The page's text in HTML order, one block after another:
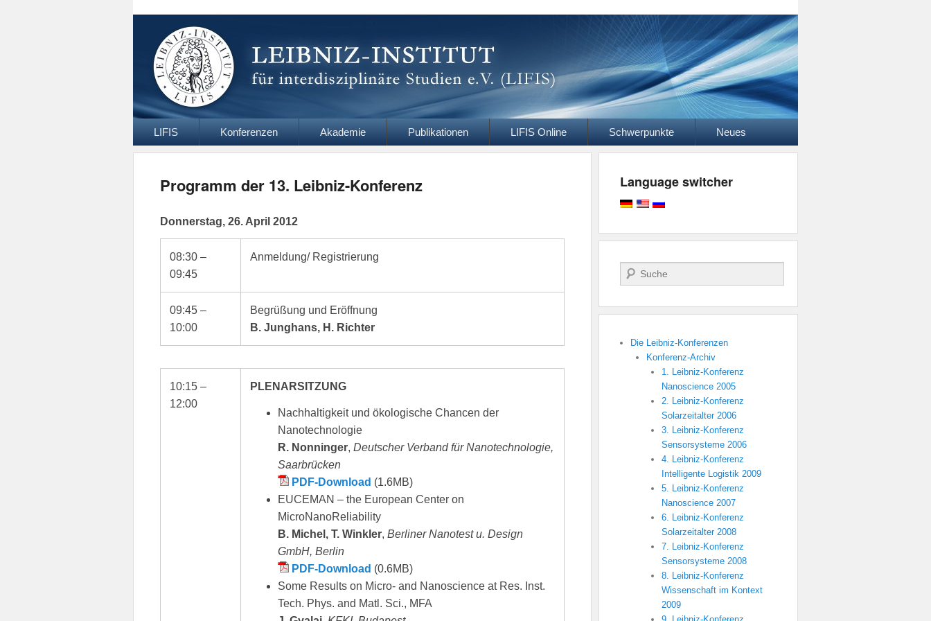
Leibniz Institut
Website des Leibniz Instituts für Interdisziplinäre Studien e.V.
Primäres
MenüLIFIS Konferenzen Akademie Publikationen LIFIS Online Schwerpunkte Neues
Programm der 13. Leibniz-Konferenz
Donnerstag, 26. April 2012
08:30 –
09:45
Anmeldung/ Registrierung
09:45 –
10:00
Begrüßung und Eröffnung
B. Junghans, H. Richter
10:15 –
12:00
PLENARSITZUNG
Nachhaltigkeit und ökologische Chancen der
Nanotechnologie
R. Nonninger,Deutscher Verband für Nanotechnologie,
Saarbrücken
PDF-Download (1.6MB)
EUCEMAN – the European Center on
MicroNanoReliability
B. Michel, T. Winkler,Berliner Nanotest u. Design
GmbH, Berlin
PDF-Download (0.6MB)
Some Results on Micro- and Nanoscience at Res. Inst.
Tech. Phys. and Matl. Sci., MFA
Language switcher
Suchen
Die Leibniz-Konferenzen
Konferenz-Archiv
1. Leibniz-Konferenz
Nanoscience 2005
2. Leibniz-Konferenz
Solarzeitalter 2006
3. Leibniz-Konferenz
Sensorsysteme 2006
4. Leibniz-Konferenz
Intelligente Logistik 2009
5. Leibniz-Konferenz
Nanoscience 2007
6. Leibniz-Konferenz
Solarzeitalter 2008
7. Leibniz-Konferenz
Sensorsysteme 2008
8. Leibniz-Konferenz
Wissenschaft im Kontext
2009